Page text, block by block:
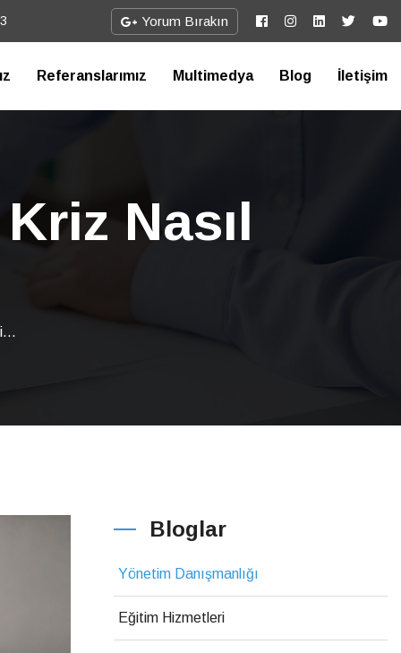
Yorum Bırakın
Referanslarımız Multimedya Blog İletişim
Nasıl
Bloglar
Yönetim Danışmanlığı
Eğitim Hizmetleri